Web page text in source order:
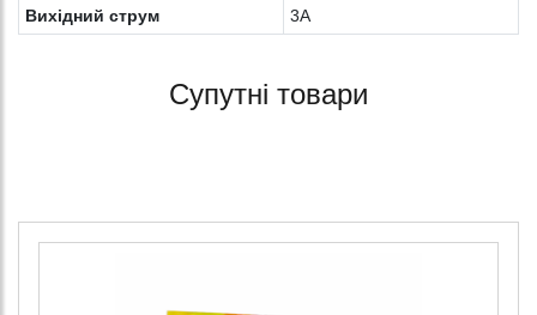
Вихідний струм
3A
Супутні товари